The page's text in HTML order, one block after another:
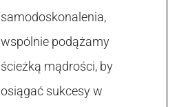
samodoskonalenia,
wspólnie podążamy
ścieżką mądrości, by
osiągać sukcesy w